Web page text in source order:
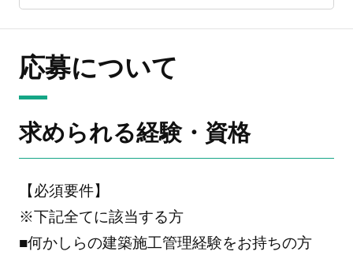
応募について
求められる経験・資格
【必須要件】
※下記全てに該当する方
■何かしらの建築施工管理経験をお持ちの方